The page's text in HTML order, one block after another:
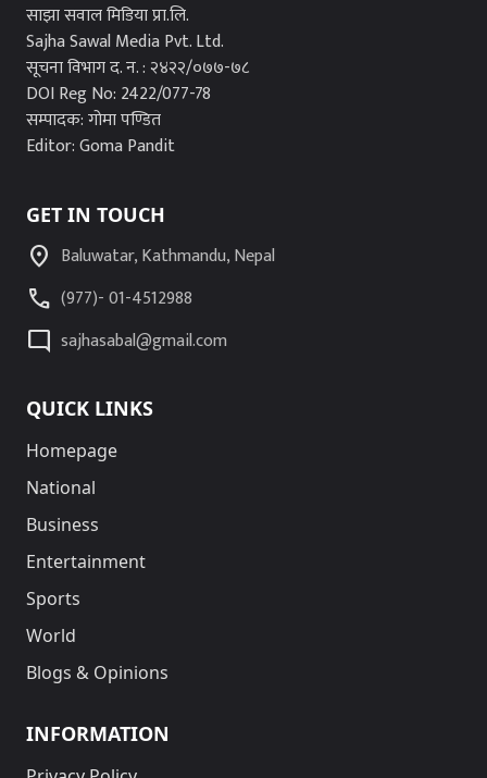
साझा सवाल मिडिया प्रा.लि.
Sajha Sawal Media Pvt. Ltd.
सूचना विभाग द. न. : २४२२/०७७-७८
DOI Reg No: 2422/077-78
सम्पादक: गोमा पण्डित
Editor: Goma Pandit
GET IN TOUCH
location_on Baluwatar, Kathmandu, Nepal
call (977)- 01-4512988
mode_comment sajhasabal@gmail.com
QUICK LINKS
Homepage
National
Business
Entertainment
Sports
World
Blogs & Opinions
INFORMATION